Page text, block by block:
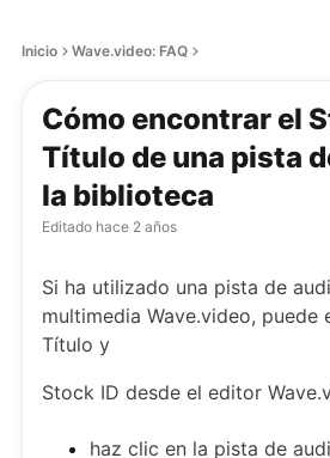
Inicio Wave.video: FAQ
Cómo encontrar el
Título de una pista
la biblioteca
Editado hace 2 años
Si ha utilizado una pista de
multimedia Wave.video, puede
Título y
Stock ID desde el editor
haz clic en la pista de